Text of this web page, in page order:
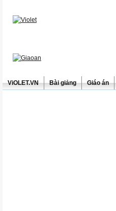
ViOLET.VN Bài giảng Giáo án